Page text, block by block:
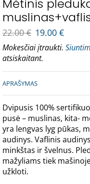
Mėtinis
22.00€ 19.00 €
Mokesčiai įtraukti.
atsiskaitant.
APRAŠYMAS
Dvipusis 100%
pusė – muslinas, kita-
yra lengvas lyg pūkas,
audinys. Vaflinis
minkštas ir švelnus.
mažyliams tiek
užkloti.